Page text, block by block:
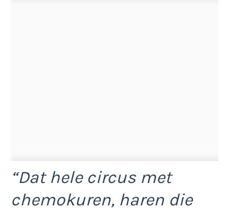
“Dat hele circus met
chemokuren, haren die